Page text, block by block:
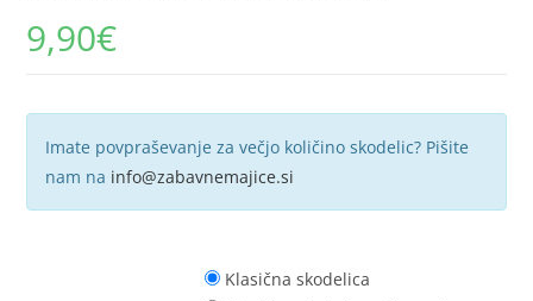
9,90€
Imate povpraševanje za večjo količino skodelic? Pišite
nam na info@zabavnemajice.si
Klasična skodelica